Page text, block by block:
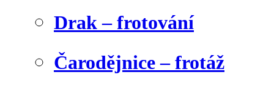
Drak – frotování
Čarodějnice – frotáž